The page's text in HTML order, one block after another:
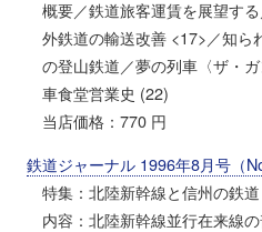
概要／鉄道旅客運賃を展望す
外鉄道の輸送改善 <17>／知
の登山鉄道／夢の列車〈ザ・
車食堂営業史 (22)
当店価格：770 円
鉄道ジャーナル 1996年8月号（
特集：北陸新幹線と信州の鉄道
内容：北陸新幹線並行在来線